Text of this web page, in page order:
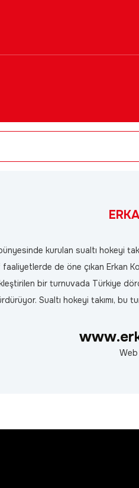
kurulan sualtı hokeyi
de öne çıkan Erkan
bir turnuvada Türkiye
Sualtı hokeyi takımı, bu
Web